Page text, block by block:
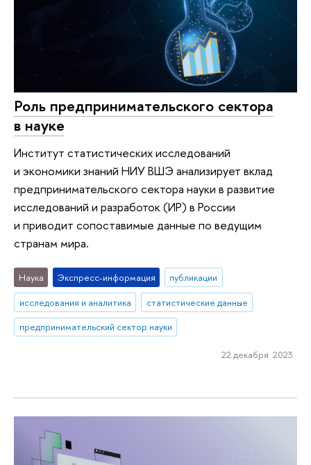
Роль предпринимательского сектора
в науке
Институт статистических исследований
и экономики знаний НИУ ВШЭ анализирует вклад
предпринимательского сектора науки в развитие
исследований и разработок (ИР) в России
и приводит сопоставимые данные по ведущим
странам мира.
Наука Экспресс-информация
публикации
исследования и аналитика
статистические данные
предпринимательский сектор науки
22 декабря 2023